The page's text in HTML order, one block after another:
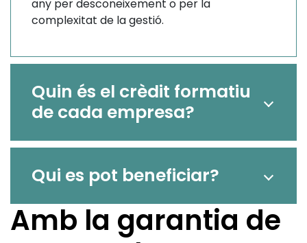
any per desconeixement o per la
complexitat de la gestió.
Quin és el crèdit formatiu
de cada empresa?
Qui es pot beneficiar?
Amb la garantia de